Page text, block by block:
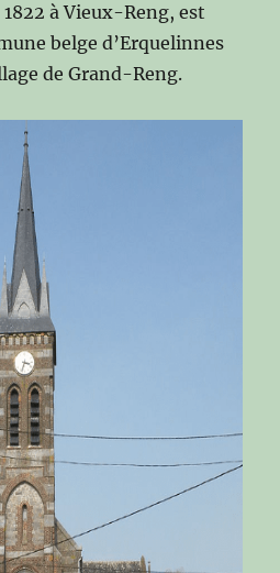
à Vieux-Reng, est
belge d’Erquelinnes
de Grand-Reng.